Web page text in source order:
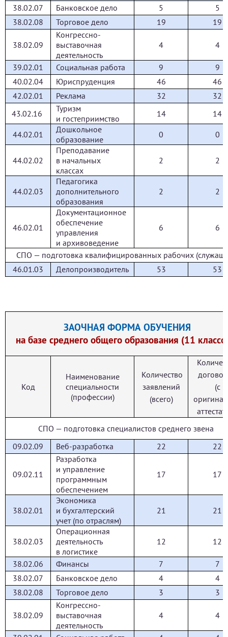
38.02.07
Банковское дело 5
5
38.02.08
Торговое дело 19 19
38.02.09
Конгрессно-
выставочная
деятельность
4 4
39.02.01 Социальная работа 9
9
40.02.04
Юриспруденция 46
46
42.02.01
Реклама 32
32
43.02.16
Туризм
и гостеприимство
14 14
44.02.01
Дошкольное
образование
0 0
44.02.02
Преподавание
в начальных
классах
2 2
44.02.03
Педагогика
дополнительного
образования
2 2
46.02.01
Документационное
обеспечение
управления
и архивоведение
6 6
СПО — подготовка квалифицированных рабочих
46.01.03
Делопроизводитель 53 53
ЗАОЧНАЯ ФОРМА ОБУЧЕНИЯ
на базе среднего общего образования (11
Код
Наименование
специальности
(профессии)
Количество
заявлений
(всего)
(с
СПО — подготовка специалистов среднего звена
09.02.09
Веб-разработка 22 22
09.02.11
Разработка
и управление
программным
обеспечением
17 17
38.02.01
Экономика
и бухгалтерский
учет (по отраслям)
21 21
38.02.03
Операционная
деятельность
в логистике
12 12
38.02.06 Финансы 7
7
38.02.07
Банковское дело 4
4
38.02.08
Торговое дело 3 3
38.02.09
Конгрессно-
выставочная
деятельность
4 4